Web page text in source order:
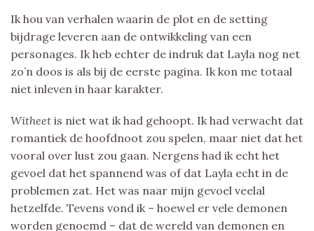
Ik hou van verhalen waarin de plot en de setting
bijdrage leveren aan de ontwikkeling van een
personages. Ik heb echter de indruk dat Layla nog net
zo’n doos is als bij de eerste pagina. Ik kon me totaal
niet inleven in haar karakter.
Witheet is niet wat ik had gehoopt. Ik had verwacht dat
romantiek de hoofdnoot zou spelen, maar niet dat het
vooral over lust zou gaan. Nergens had ik echt het
gevoel dat het spannend was of dat Layla echt in de
problemen zat. Het was naar mijn gevoel veelal
hetzelfde. Tevens vond ik – hoewel er vele demonen
worden genoemd – dat de wereld van demonen en